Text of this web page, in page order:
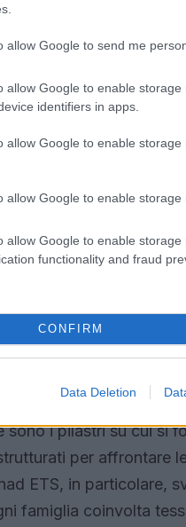
allow Google to send me
allow Google to enable
identifiers in apps.
allow Google to enable
allow Google to enable storage
allow Google to enable
functionality and fraud
CONFIRM
Data Deletion
mesi
di 12 mesi,
sono i primi
e informazioni da
percorsi formativi
di sostenere il loro
da diverse
sociali
si basa sulla
Italiana,
e istituzioni per
sono i pilastri su cui si
per affrontare
ETS, in particolare,
famiglia coinvolta